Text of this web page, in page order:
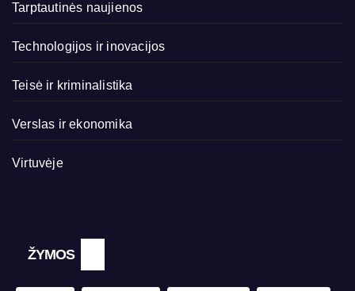
Tarptautinės naujienos
Technologijos ir inovacijos
Teisė ir kriminalistika
Verslas ir ekonomika
Virtuvėje
ŽYMOS